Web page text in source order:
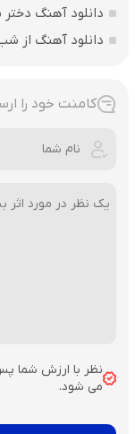
دانلود آهنگ
دانلود آهنگ از
کامنت خود را
نظر با ارزش شما
می شود.